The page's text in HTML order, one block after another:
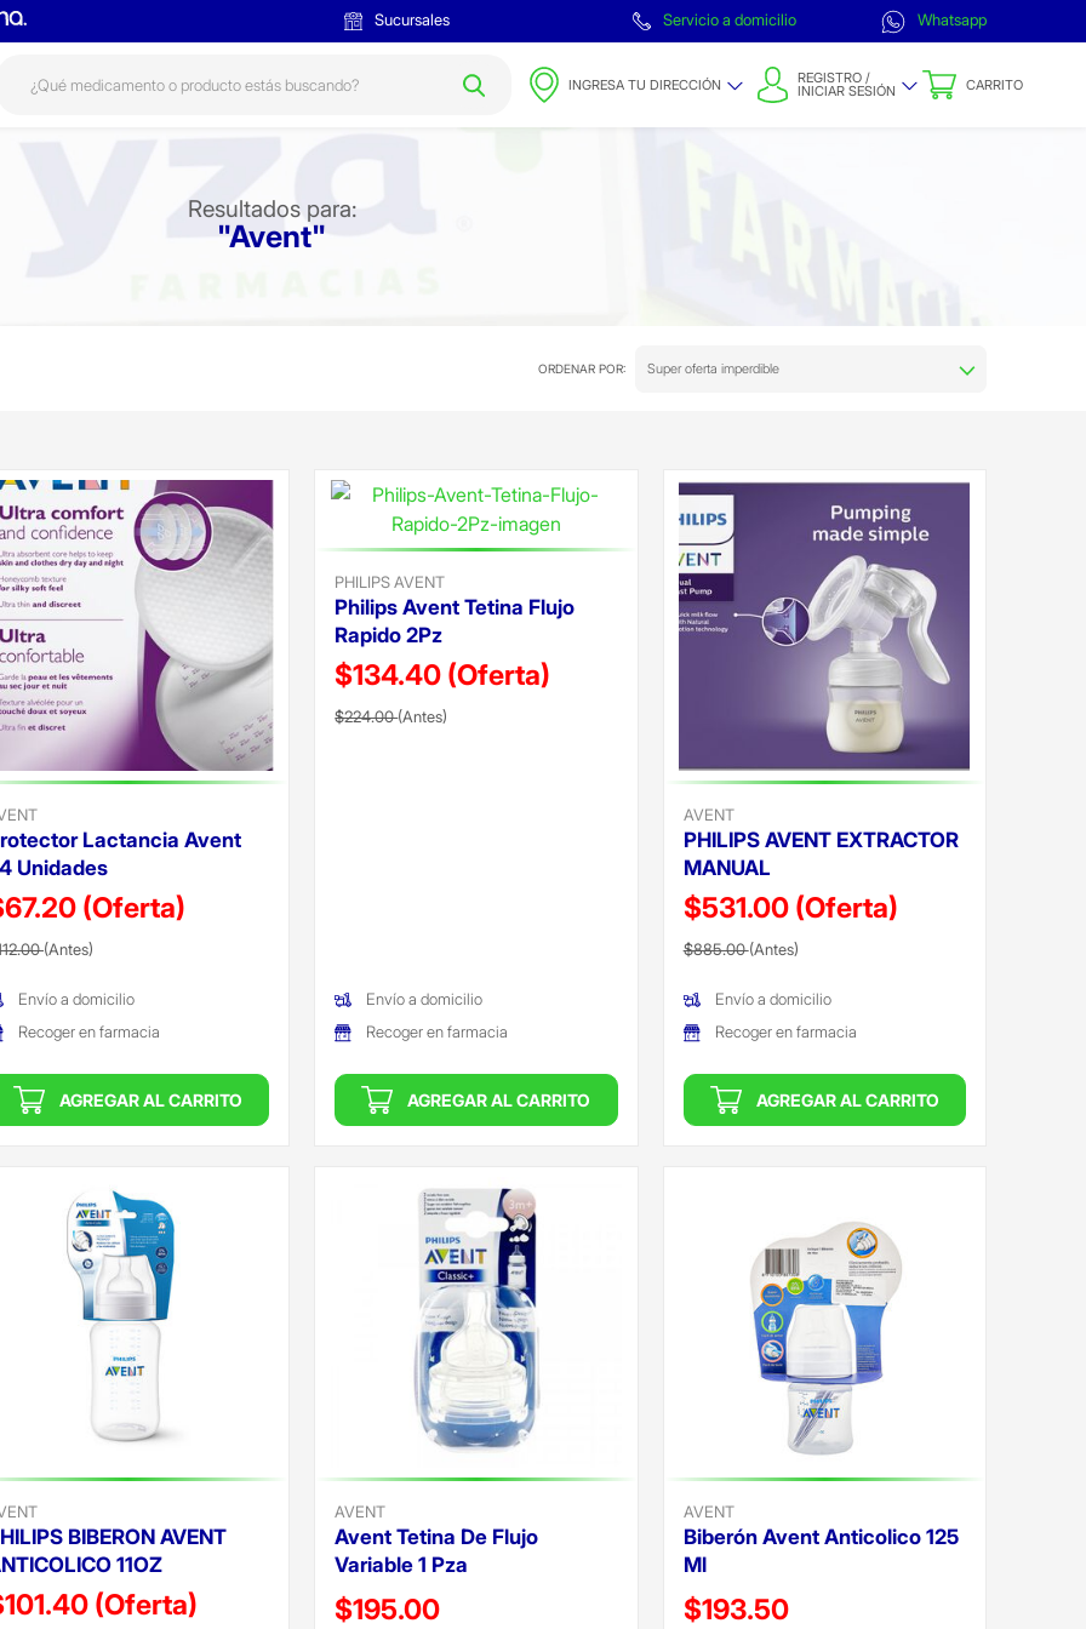
Sucursales Servicio a domicilio Whatsapp
INGRESA TU DIRECCIÓN REGISTRO /
INICIAR SESIÓN CARRITO
Resultados para:
"Avent"
ORDENAR POR: Super oferta imperdible
Lactancia Avent
Unidades
(Oferta)
reducido de
(Antes)
Envío a domicilio
Recoger en farmacia
AGREGAR AL CARRITO
PHILIPS AVENT
Philips Avent Tetina Flujo
Rapido 2Pz
$134.40 (Oferta)
Precio reducido de
$224.00(Antes)
Envío a domicilio
Recoger en farmacia
AGREGAR AL CARRITO
AVENT
PHILIPS AVENT EXTRACTOR
MANUAL
$531.00 (Oferta)
Precio reducido de
$885.00(Antes)(Oferta)
Envío a domicilio
Recoger en farmacia
AGREGAR AL CARRITO
BIBERON AVENT
11OZ
(Oferta)
AVENT
Avent Tetina De Flujo
Variable 1 Pza
Precio reducido de
$195.00
AVENT
Biberón Avent Anticolico 125
Ml
Precio reducido de
$193.50